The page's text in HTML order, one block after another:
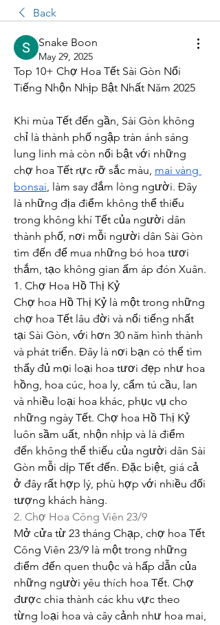
Back
Snake Boon
May 29, 2025
Top 10+ Chợ Hoa Tết Sài Gòn Nổi
Tiếng Nhộn Nhịp Bật Nhất Năm 2025
Khi mùa Tết đến gần, Sài Gòn không
chỉ là thành phố ngập tràn ánh sáng
lung linh mà còn nổi bật với những
chợ hoa Tết rực rỡ sắc màu, mai vàng
bonsai, làm say đắm lòng người. Đây
là những địa điểm không thể thiếu
trong không khí Tết của người dân
thành phố, nơi mỗi người dân Sài Gòn
tìm đến để mua những bó hoa tươi
thắm, tạo không gian ấm áp đón Xuân.
1. Chợ Hoa Hồ Thị Kỷ
Chợ hoa Hồ Thị Kỷ là một trong những
chợ hoa Tết lâu đời và nổi tiếng nhất
tại Sài Gòn, với hơn 30 năm hình thành
và phát triển. Đây là nơi bạn có thể tìm
thấy đủ mọi loại hoa tươi đẹp như hoa
hồng, hoa cúc, hoa ly, cẩm tú cầu, lan
và nhiều loại hoa khác, phục vụ cho
những ngày Tết. Chợ hoa Hồ Thị Kỷ
luôn sầm uất, nhộn nhịp và là điểm
đến không thể thiếu của người dân Sài
Gòn mỗi dịp Tết đến. Đặc biệt, giá cả
ở đây rất hợp lý, phù hợp với nhiều đối
tượng khách hàng.
2. Chợ Hoa Công Viên 23/9
Mở cửa từ 23 tháng Chạp, chợ hoa Tết
Công Viên 23/9 là một trong những
điểm đến quen thuộc và hấp dẫn của
những người yêu thích hoa Tết. Chợ
được chia thành các khu vực theo
từng loại hoa và cây cảnh như hoa mai,